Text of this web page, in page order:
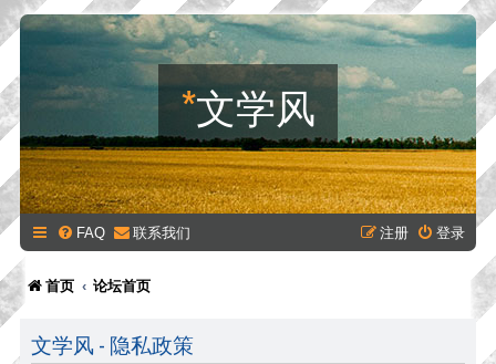
*文学风
FAQ 联系我们 登录
注册
首页 论坛首页
文学风 - 隐私政策